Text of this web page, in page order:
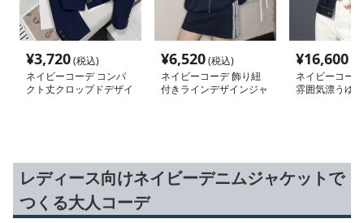
¥3,720(税込)
ネイビーコーデ コンパ
クト丈クロップドデザイ
¥6,520(税込)
ネイビーコーデ 飾り紐
付きラインデザインジャ
¥16,600
ネイビーコー
雰囲気漂うゆ
レディース向けネイビーデニムジャケットで
つくる大人コーデ